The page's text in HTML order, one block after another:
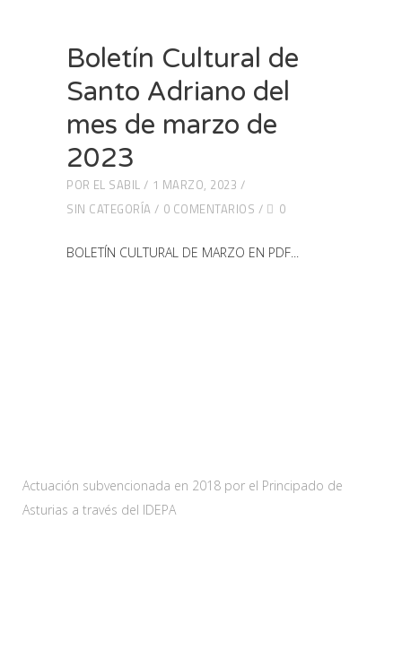
Boletín Cultural de
Santo Adriano del
mes de marzo de
2023
POR EL SABIL
1 MARZO, 2023
SIN CATEGORÍA
0 COMENTARIOS 0
BOLETÍN CULTURAL DE MARZO EN PDF
Actuación subvencionada en 2018 por el Principado de
Asturias a través del IDEPA